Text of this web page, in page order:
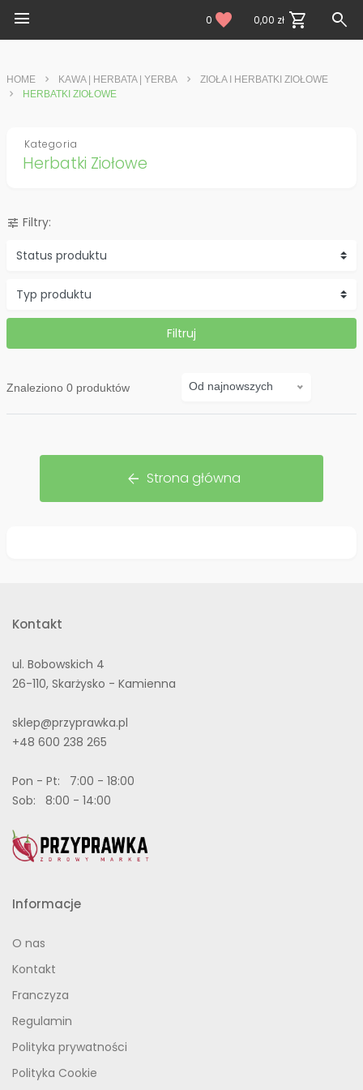
menu 0 favorite 0,00 zł shopping_cart search
HOME KAWA | HERBATA | YERBA
ZIOŁA I HERBATKI ZIOŁOWE
HERBATKI ZIOŁOWE
Herbatki Ziołowe
Kategoria
tune Filtry:
Status produktu
Typ produktu
Filtruj
Znaleziono 0 produktów Od najnowszych
arrow_back Strona główna
Kontakt
ul. Bobowskich 4
26-110, Skarżysko - Kamienna
sklep@przyprawka.pl
+48 600 238 265
Pon - Pt: 7:00 - 18:00
Sob: 8:00 - 14:00
Informacje
O nas
Kontakt
Franczyza
Regulamin
Polityka prywatności
Polityka Cookie